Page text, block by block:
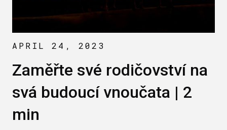
APRIL 24, 2023
Zaměřte své rodičovství na
svá budoucí vnoučata | 2
min